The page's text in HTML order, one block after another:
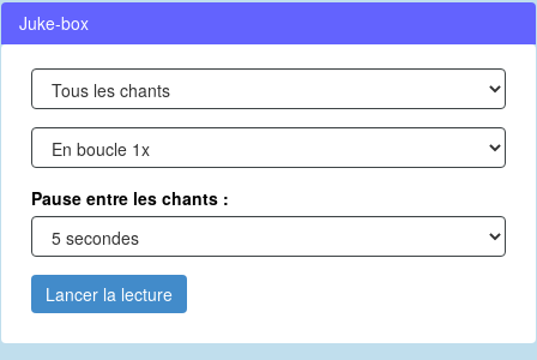
Juke-box
Pause entre les chants :
Lancer la lecture